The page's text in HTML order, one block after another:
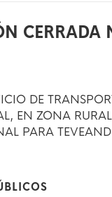
CERRADA
DE
EN ZONA
PARA